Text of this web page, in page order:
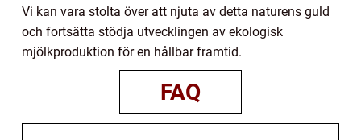
Vi kan vara stolta över att njuta av detta naturens guld
och fortsätta stödja utvecklingen av ekologisk
mjölkproduktion för en hållbar framtid.
FAQ